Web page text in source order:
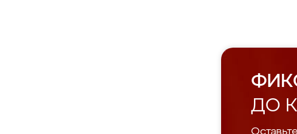
ДО